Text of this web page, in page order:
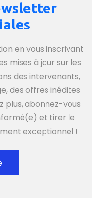
en vous inscrivant
mises à jour sur les
des intervenants,
des offres inédites
plus, abonnez-vous
et tirer le
exceptionnel !